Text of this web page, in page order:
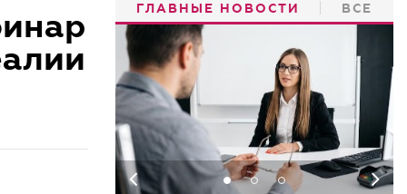
ГЛАВНЫЕ НОВОСТИ ВСЕ